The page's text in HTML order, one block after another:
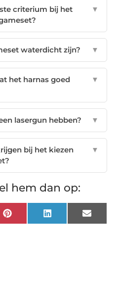
criterium bij het
▼
waterdicht zijn? ▼
het harnas goed
▼
lasergun hebben? ▼
bij het kiezen
▼
hem dan op:
Pinterest LinkedIn Email